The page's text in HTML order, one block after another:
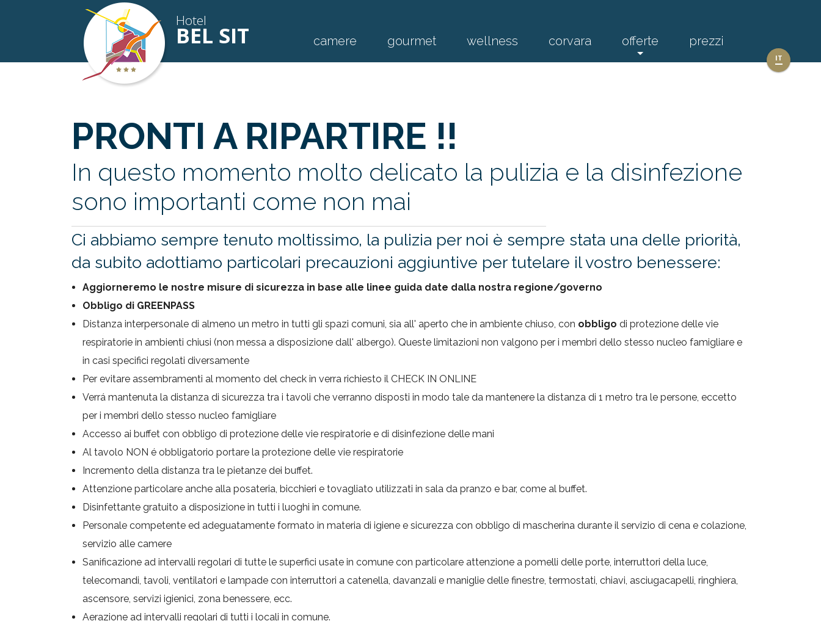
Hotel
BEL SIT
IT
camere gourmet wellness corvara offerte prezzi
PRONTI A RIPARTIRE !!
In questo momento molto delicato la pulizia e la disinfezione
sono importanti come non mai
Ci abbiamo sempre tenuto moltissimo, la pulizia per noi è sempre stata una delle priorità,
da subito adottiamo particolari precauzioni aggiuntive per tutelare il vostro benessere:
Aggiorneremo le nostre misure di sicurezza in base alle linee guida date dalla nostra regione/governo
Obbligo di GREENPASS
Distanza interpersonale di almeno un metro in tutti gli spazi comuni, sia all' aperto che in ambiente chiuso, con obbligo di protezione delle vie
respiratorie in ambienti chiusi (non messa a disposizione dall' albergo). Queste limitazioni non valgono per i membri dello stesso nucleo famigliare e
in casi specifici regolati diversamente
Per evitare assembramenti al momento del check in verra richiesto il CHECK IN ONLINE
Verrá mantenuta la distanza di sicurezza tra i tavoli che verranno disposti in modo tale da mantenere la distanza di 1 metro tra le persone, eccetto
per i membri dello stesso nucleo famigliare
Accesso ai buffet con obbligo di protezione delle vie respiratorie e di disinfezione delle mani
Al tavolo NON é obbligatorio portare la protezione delle vie respiratorie
Incremento della distanza tra le pietanze dei buffet.
Attenzione particolare anche alla posateria, bicchieri e tovagliato utilizzati in sala da pranzo e bar, come al buffet.
Disinfettante gratuito a disposizione in tutti i luoghi in comune.
Personale competente ed adeguatamente formato in materia di igiene e sicurezza con obbligo di mascherina durante il servizio di cena e colazione,
servizio alle camere
Sanificazione ad intervalli regolari di tutte le superfici usate in comune con particolare attenzione a pomelli delle porte, interruttori della luce,
telecomandi, tavoli, ventilatori e lampade con interruttori a catenella, davanzali e maniglie delle finestre, termostati, chiavi, asciugacapelli, ringhiera,
ascensore, servizi igienici, zona benessere, ecc.
Aerazione ad intervalli regolari di tutti i locali in comune.